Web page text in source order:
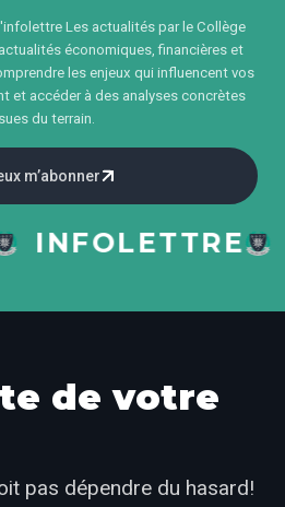
Les actualités par le Collège
économiques, financières et
les enjeux qui influencent vos
et accéder à des analyses concrètes
du terrain.
m’abonner
de votre
pas dépendre du hasard!